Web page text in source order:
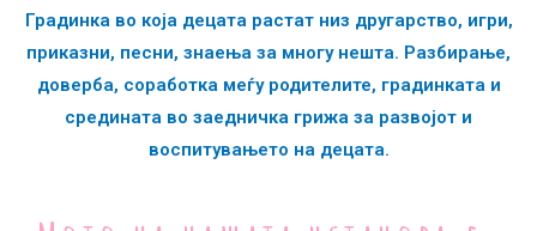
Градинка во која децата растат низ другарство, игри,
приказни, песни, знаења за многу нешта. Разбирање,
доверба, соработка меѓу родителите, градинката и
средината во заедничка грижа за развојот и
воспитувањето на децата.